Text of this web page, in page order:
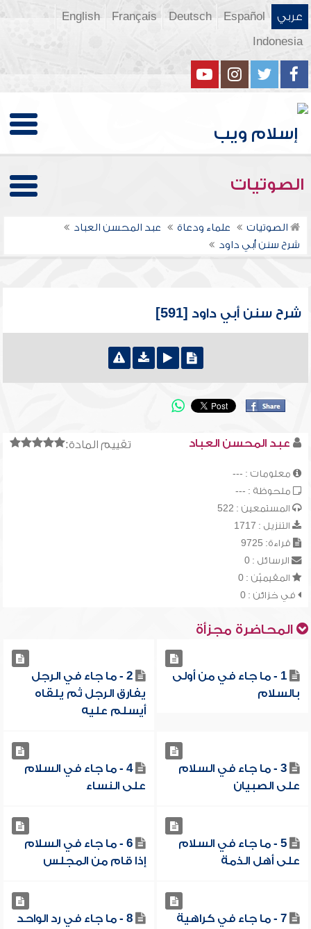
عربي Español
Deutsch
Français
English
Indonesia
الصوتيات
الصوتيات علماء ودعاة
عبد المحسن العباد
شرح سنن أبي داود
شرح سنن أبي داود [591]
تقييم المادة: عبد المحسن العباد
معلومات : ---
ملحوظة : ---
المستمعين : 522
التنزيل : 1717
قراءة: 9725
الرسائل : 0
المقيميّن : 0
في خزائن : 0
المحاضرة مجزأة
1 - ما جاء في من أولى
بالسلام
2 - ما جاء في الرجل
يفارق الرجل ثم يلقاه
أيسلم عليه
3 - ما جاء في السلام
على الصبيان
4 - ما جاء في السلام
على النساء
5 - ما جاء في السلام
على أهل الذمة
6 - ما جاء في السلام
إذا قام من المجلس
7 - ما جاء في كراهية
8 - ما جاء في رد الواحد